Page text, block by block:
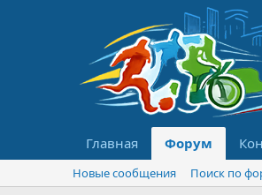
Главная Форум
Новые сообщения
Поиск по